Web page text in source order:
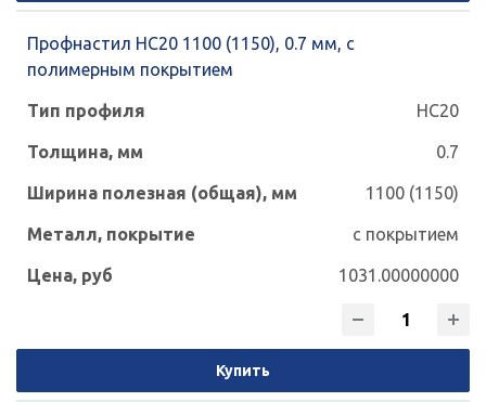
Профнастил НС20 1100 (1150), 0.7 мм, с
полимерным покрытием
НС20
0.7
1100 (1150)
с покрытием
1031.00000000
Купить